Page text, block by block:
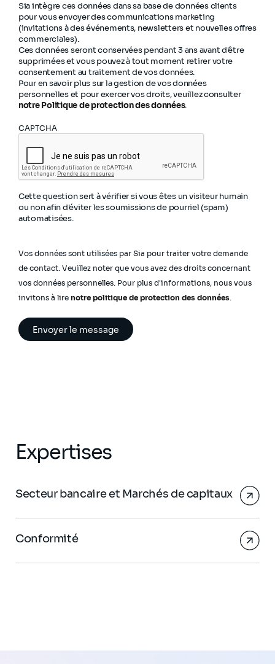
Sia intègre ces données dans sa base de données clients
pour vous envoyer des communications marketing
(invitations à des événements, newsletters et nouvelles offres
commerciales).
Ces données seront conservées pendant 3 ans avant d'être
supprimées et vous pouvez à tout moment retirer votre
consentement au traitement de vos données.
Pour en savoir plus sur la gestion de vos données
personnelles et pour exercer vos droits, veuillez consulter
notre Politique de protection des données.
CAPTCHA
Cette question sert à vérifier si vous êtes un visiteur humain
ou non afin d'éviter les soumissions de pourriel (spam)
automatisées.
Vos données sont utilisées par Sia pour traiter votre demande
de contact. Veuillez noter que vous avez des droits concernant
vos données personnelles. Pour plus d'informations, nous vous
invitons à lire notre politique de protection des données.
Expertises
Secteur bancaire et Marchés de capitaux
Conformité